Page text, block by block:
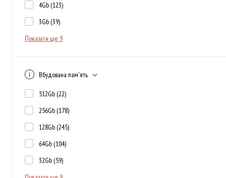
4Gb (123)
3Gb (39)
Показати ще 9
Вбудована пам'ять
512Gb (22)
256Gb (178)
128Gb (245)
64Gb (104)
32Gb (59)